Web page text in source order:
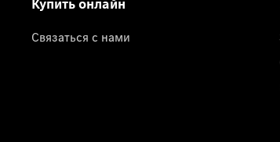
Связаться с нами